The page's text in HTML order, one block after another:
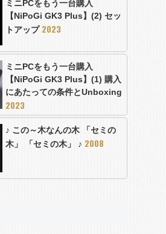
ミニPCをもう一台購入
【NiPoGi GK3 Plus】(2) セッ
トアップ 2023
ミニPCをもう一台購入
【NiPoGi GK3 Plus】(1) 購入
にあたっての条件とUnboxing
2023
♪ この～木なんの木 「セミの
木」 「セミの木」 ♪ 2008